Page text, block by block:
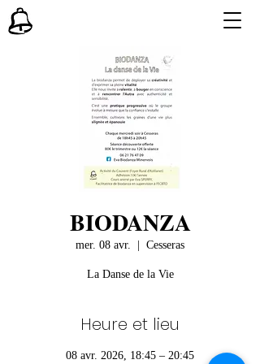
BIODANZA
mer. 08 avr. Cesseras
La Danse de la Vie
Heure et lieu
08 avr. 2026, 18:45 – 20:45